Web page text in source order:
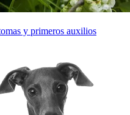
y primeros auxilios